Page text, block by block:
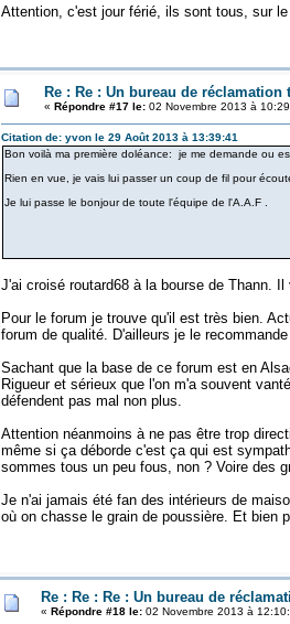
Attention, c'est jour férié, ils sont tous, sur
Re : Re : Un bureau de réclamation
« Répondre #17 le:02 Novembre 2013 à
Citation de: yvon le 29 Août 2013 à 13:39:41
Bon voilà ma première doléance: je me demande ou
Rien en vue, je vais lui passer un coup de fil pour
Je lui passe le bonjour de toute l'équipe de l'A.A.F .
J'ai croisé routard68 à la bourse de Thann.
Pour le forum je trouve qu'il est très bien.
forum de qualité. D'ailleurs je le
Sachant que la base de ce forum est en
Rigueur et sérieux que l'on m'a souvent
défendent pas mal non plus.
Attention néanmoins à ne pas être trop
même si ça déborde c'est ça qui est
sommes tous un peu fous, non ? Voire des
Je n'ai jamais été fan des intérieurs de
où on chasse le grain de poussière. Et bien
Re : Re : Re : Un bureau de
« Répondre #18 le:02 Novembre 2013 à